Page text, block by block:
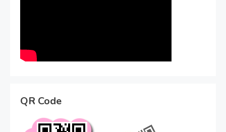
QR Code